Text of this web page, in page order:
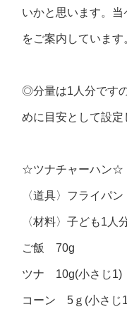
いかと思います。
をご案内しています
◎分量は1人分です
めに目安として設定
☆ツナチャーハン☆
〈道具〉フライパ
〈材料〉子ども1人
ご飯 70g
ツナ 10g(小さじ1)
コーン 5ｇ(小さじ